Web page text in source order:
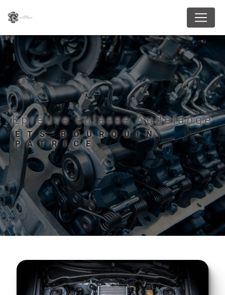
épreuve culasse Audelange
ETS BOURQUIN
PATRICE